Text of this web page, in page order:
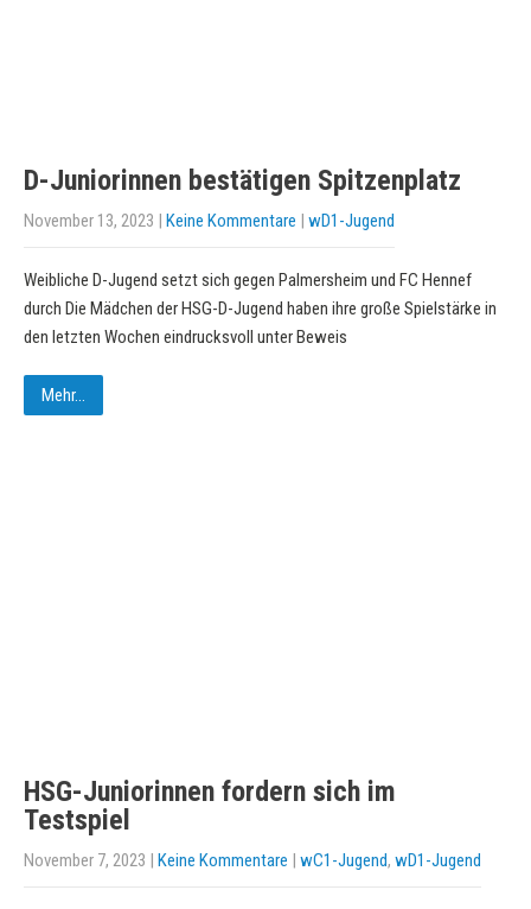
D-Juniorinnen bestätigen Spitzenplatz
November 13, 2023 | Keine Kommentare | wD1-Jugend
Weibliche D-Jugend setzt sich gegen Palmersheim und FC Hennef
durch Die Mädchen der HSG-D-Jugend haben ihre große Spielstärke in
den letzten Wochen eindrucksvoll unter Beweis
Mehr...
HSG-Juniorinnen fordern sich im
Testspiel
November 7, 2023 | Keine Kommentare | wC1-Jugend, wD1-Jugend